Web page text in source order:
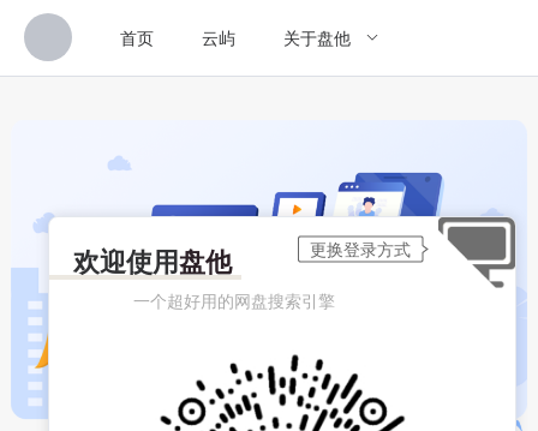
首页 云屿 关于盘他
欢迎使用盘他
一个超好用的网盘搜索引擎